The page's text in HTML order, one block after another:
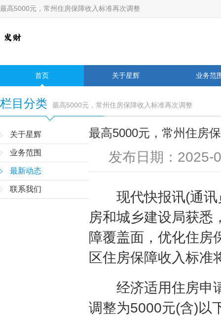
最高5000元，常州住房保障收入标准再次调整
首页 关于星辉 业务范
栏目分类 最高5000元，常州住房保障收入标准再次调整
关于星辉
业务范围
最新动态
联系我们
最高5000元，常州住房
发布日期：
现代快报讯(通讯
房和城乡建设局获悉
障覆盖面，优化住房
区住房保障收入标准
经济适用住房申请
调整为5000元(含)以